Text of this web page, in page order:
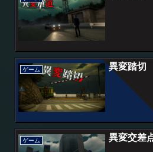
ゲーム 異変踏切
ゲーム 異変交差